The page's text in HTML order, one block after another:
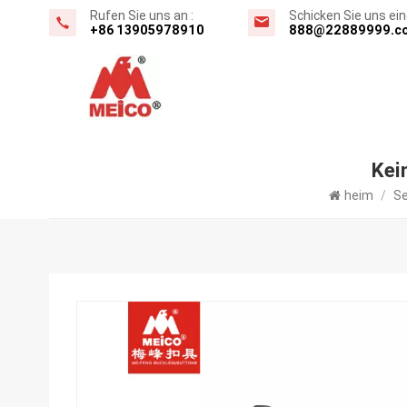
Rufen Sie uns an :
+86 13905978910
Schicken Sie uns
heim /